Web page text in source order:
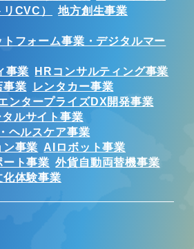
CVC）
地方創生事業
フォーム事業・デジタルマー
事業 HRコンサルティング事業
事業
レンタカー事業
ンタープライズDX開発事業
ルサイト事業
ヘルスケア事業
ン事業 AIロボット事業
ート事業 外貨自動両替機事業
体験事業